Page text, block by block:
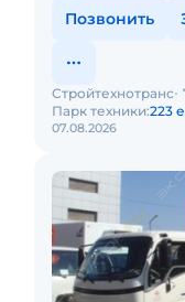
Позвонить
07.08.2026
Стройтехнотранс
Парк техники:223